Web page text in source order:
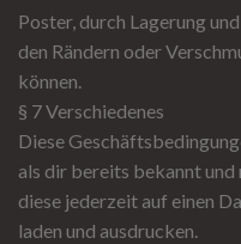
Poster, durch Lagerung
den Rändern oder
können.
§ 7 Verschiedenes
Diese
als dir bereits bekannt
diese jederzeit auf einen
laden und ausdrucken.